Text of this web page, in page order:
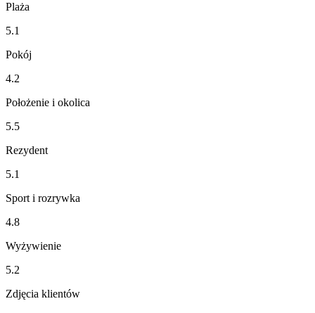
Plaża
5.1
Pokój
4.2
Położenie i okolica
5.5
Rezydent
5.1
Sport i rozrywka
4.8
Wyżywienie
5.2
Zdjęcia klientów